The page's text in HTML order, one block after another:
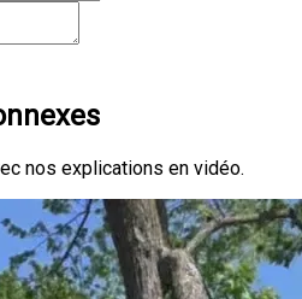
nos explications en vidéo.